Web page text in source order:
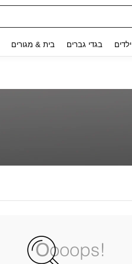
ילדים בגדי גברים בית & מגורים